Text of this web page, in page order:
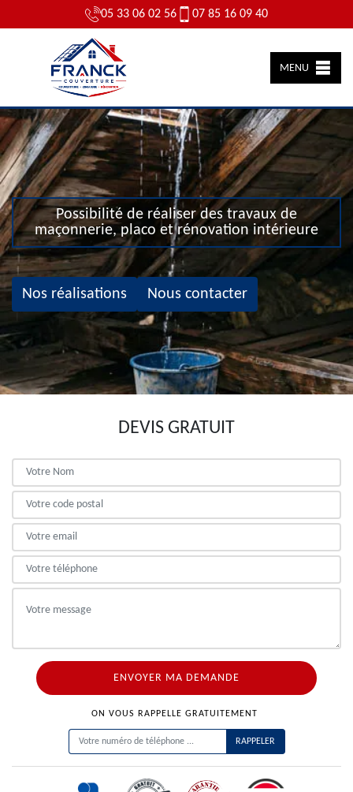
05 33 06 02 56 07 85 16 09 40
MENU
Possibilité de réaliser des travaux de
maçonnerie, placo et rénovation intérieure
Nos réalisations Nous contacter
DEVIS GRATUIT
ON VOUS RAPPELLE GRATUITEMENT